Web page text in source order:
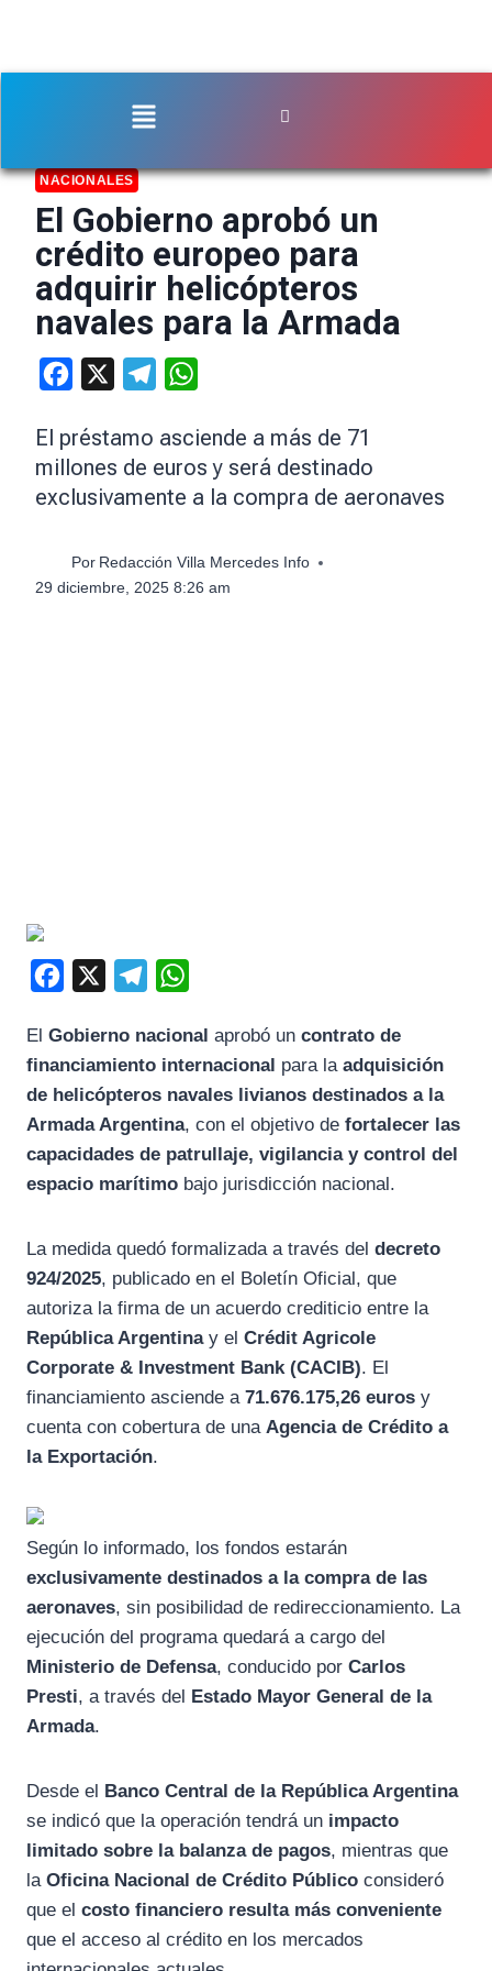
NACIONALES
El Gobierno aprobó un
crédito europeo para
adquirir helicópteros
navales para la Armada
Facebook Telegram
El préstamo asciende a más de 71
millones de euros y será destinado
exclusivamente a la compra de aeronaves
Por Redacción Villa Mercedes Info
29 diciembre, 2025 8:26 am
c
e
b
l
e
g
a
a
t
s
El Gobierno nacional aprobó un contrato de
financiamiento internacional para la adquisición
de helicópteros navales livianos destinados a la
Armada Argentina, con el objetivo de fortalecer las
capacidades de patrullaje, vigilancia y control del
espacio marítimo bajo jurisdicción nacional.
La medida quedó formalizada a través del decreto
924/2025, publicado en el Boletín Oficial, que
autoriza la firma de un acuerdo crediticio entre la
República Argentinay el Crédit Agricole
Corporate & Investment Bank(CACIB). El
financiamiento asciende a 71.676.175,26 euros y
cuenta con cobertura de una Agencia de Crédito a
la Exportación.
Según lo informado, los fondos estarán
exclusivamente destinados a la compra de las
aeronaves, sin posibilidad de redireccionamiento. La
ejecución del programa quedará a cargo del
Ministerio de Defensa, conducido por Carlos
Presti, a través del Estado Mayor General de la
Armada.
Desde el Banco Central de la República Argentina
se indicó que la operación tendrá un impacto
limitado sobre la balanza de pagos, mientras que
la Oficina Nacional de Crédito Público consideró
que el costo financiero resulta más conveniente
que el acceso al crédito en los mercados